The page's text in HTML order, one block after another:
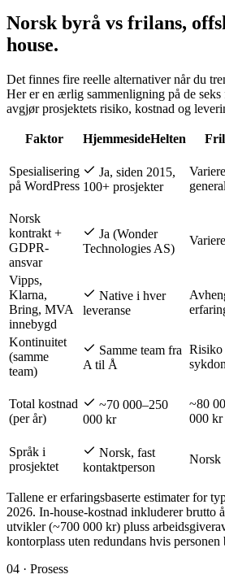
Norsk byrå vs frilans,
house.
Det finnes fire reelle alternativer når du
Her er en ærlig sammenligning på de
avgjør prosjektets risiko, kostnad og
Faktor HjemmesideHelten
Spesialisering
på WordPress
Ja, siden 2015,
100+ prosjekter
Norsk
kontrakt +
GDPR-
ansvar
Ja (Wonder
Technologies AS)
Vipps,
Klarna,
Bring, MVA
innebygd
Native i hver
leveranse
Kontinuitet
(samme
team)
Samme team fra
A til Å
Risiko
Total kostnad
(per år)
~70 000–250
000 kr
~80
000 kr
Språk i
prosjektet
Norsk, fast
kontaktperson
Norsk
Tallene er erfaringsbaserte estimater for
2026. In-house-kostnad inkluderer brutto
utvikler (~700 000 kr) pluss
kontorplass uten redundans hvis
04 · Prosess